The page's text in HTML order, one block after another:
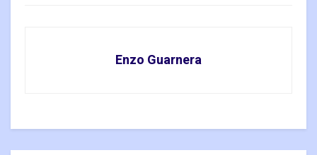
Enzo Guarnera